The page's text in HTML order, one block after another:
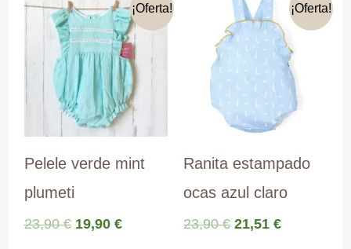
¡Oferta!
Pelele verde mint
plumeti
23,90€ El
19,90 €El
¡Oferta!
Ranita estampado
ocas azul claro
23,90€ El
21,51 €El